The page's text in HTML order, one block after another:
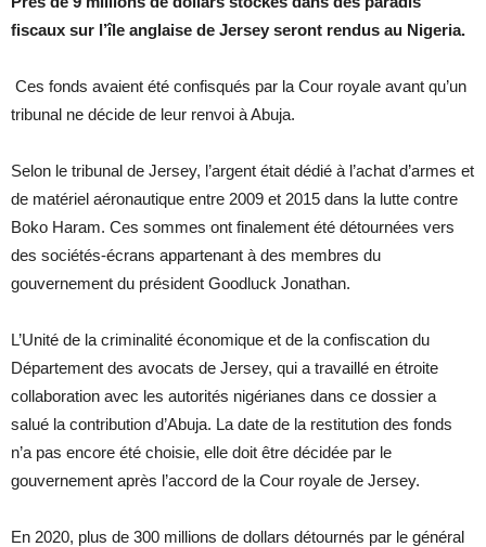
fiscaux sur l’île anglaise de Jersey seront rendus au Nigeria.
Ces fonds avaient été confisqués par la Cour royale avant qu’un
tribunal ne décide de leur renvoi à Abuja.
Selon le tribunal de Jersey, l’argent était dédié à l’achat d’armes et
de matériel aéronautique entre 2009 et 2015 dans la lutte contre
Boko Haram. Ces sommes ont finalement été détournées vers
des sociétés-écrans appartenant à des membres du
gouvernement du président Goodluck Jonathan.
L’Unité de la criminalité économique et de la confiscation du
Département des avocats de Jersey, qui a travaillé en étroite
collaboration avec les autorités nigérianes dans ce dossier a
salué la contribution d’Abuja. La date de la restitution des fonds
n’a pas encore été choisie, elle doit être décidée par le
gouvernement après l’accord de la Cour royale de Jersey.
En 2020, plus de 300 millions de dollars détournés par le général